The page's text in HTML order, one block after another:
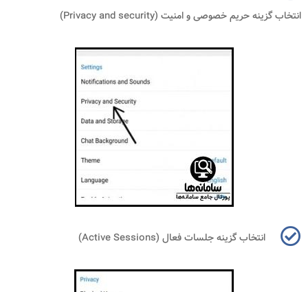
انتخاب گزینه حریم خصوصی و امنیت (Privacy and security
)
انتخاب گزینه جلسات فعال (Active Sessions
)